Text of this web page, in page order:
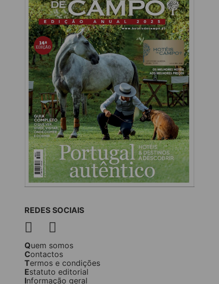
REDES SOCIAIS
Quem somos
Contactos
Termos e condições
Estatuto editorial
Informação geral